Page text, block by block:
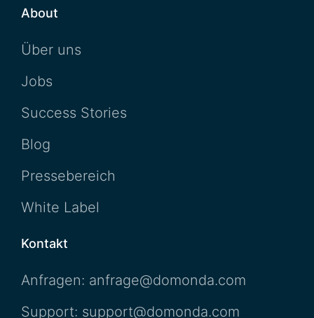
About
Über uns
Jobs
Success Stories
Blog
Pressebereich
White Label
Kontakt
Anfragen: anfrage@domonda.com
Support: support@domonda.com